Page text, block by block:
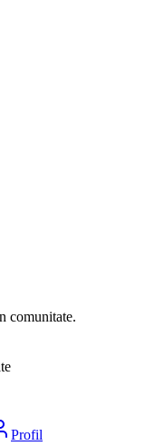
comunitate.
Profil